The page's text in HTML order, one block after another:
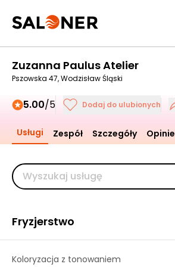
Zuzanna Paulus Atelier
Pszowska 47, Wodzisław Śląski
5.00/5 Dodaj do ulubionych
Usługi Zespół Szczegóły Opinie
Fryzjerstwo
Koloryzacja z tonowaniem